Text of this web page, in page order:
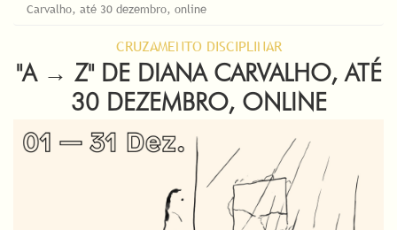
Carvalho, até 30 dezembro, online
CRUZAMENTO DISCIPLINAR
"A → Z" DE DIANA CARVALHO, ATÉ
30 DEZEMBRO, ONLINE